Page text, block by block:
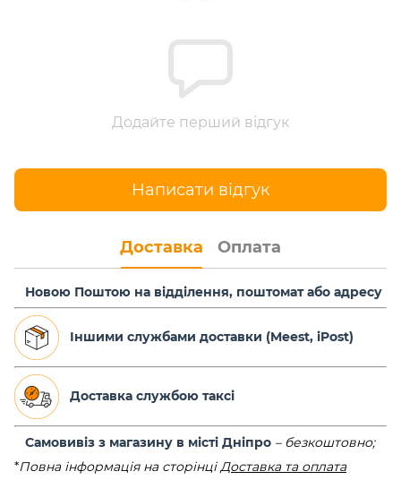
Додайте перший відгук
Написати відгук
Доставка Оплата
Новою Поштою на відділення, поштомат або адресу
Іншими службами доставки (Meest, iPost)
Доставка службою таксі
Самовивіз з магазину в місті Дніпро – безкоштовно;
*Повна інформація на сторінціДоставка та оплата